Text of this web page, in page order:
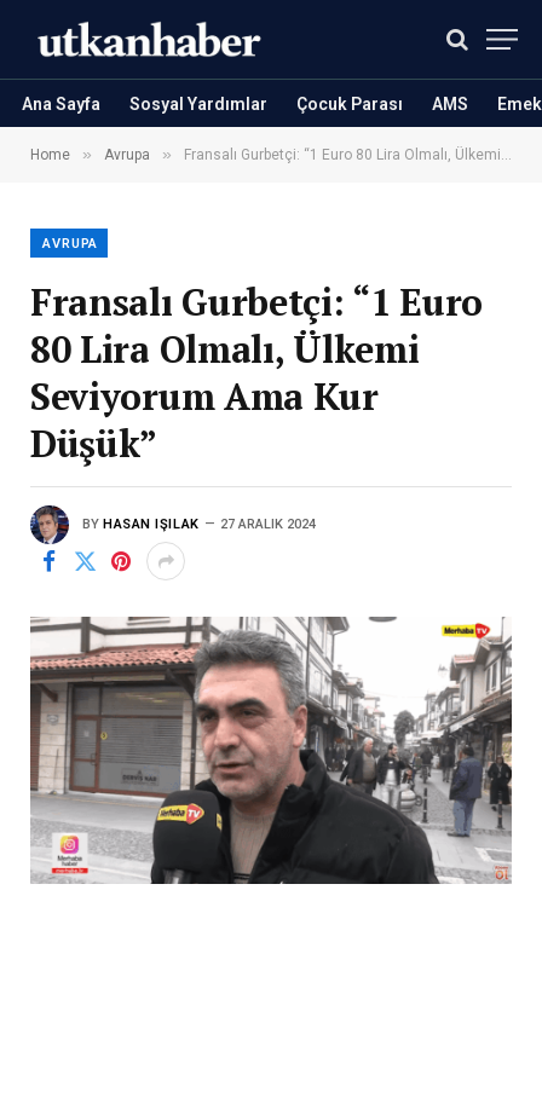
Ana Sayfa Sosyal Yardımlar Çocuk Parası AMS
Home » Avrupa » Fransalı Gurbetçi: “1 Euro 80 Lira Olmalı, Ülkemi Seviyorum Ama Kur Düşük”
AVRUPA
Fransalı Gurbetçi: “1 Euro
80 Lira Olmalı, Ülkemi
Seviyorum Ama Kur
Düşük”
BY HASAN IŞILAK 27 ARALIK 2024